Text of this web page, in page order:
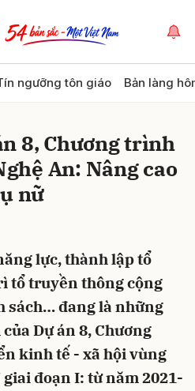
ngưỡng tôn giáo Bản làng
8, Chương trình
An: Nâng cao
nữ
lực, thành lập tổ
tổ truyền thông cộng
sách… đang là những
Dự án 8, Chương
kinh tế - xã hội vùng
đoạn I: từ năm 2021-